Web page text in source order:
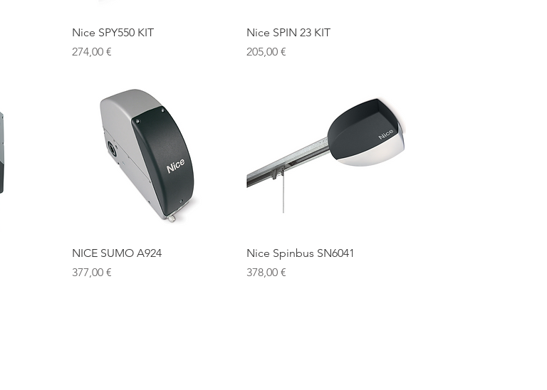
Ātrais skats
Nice SPY550 KIT
Cena
274,00 €
Ātrais skats
Nice SPIN 23 KIT
Cena
205,00 €
Ātrais skats
NICE SUMO A924
Cena
377,00 €
Ātrais skats
Nice Spinbus SN6041
Cena
378,00 €